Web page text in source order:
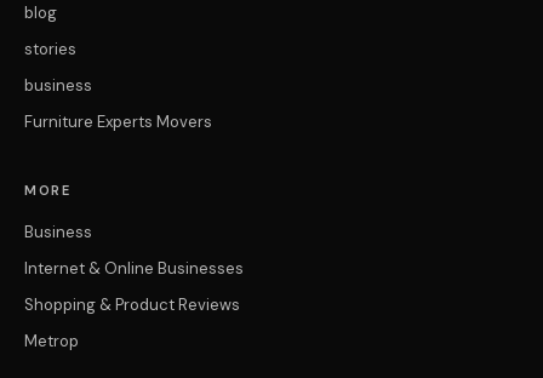
blog
stories
business
Furniture Experts Movers
MORE
Business
Internet & Online Businesses
Shopping & Product Reviews
Metrop